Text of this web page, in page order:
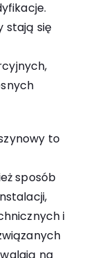
stają się
to
sposób
i